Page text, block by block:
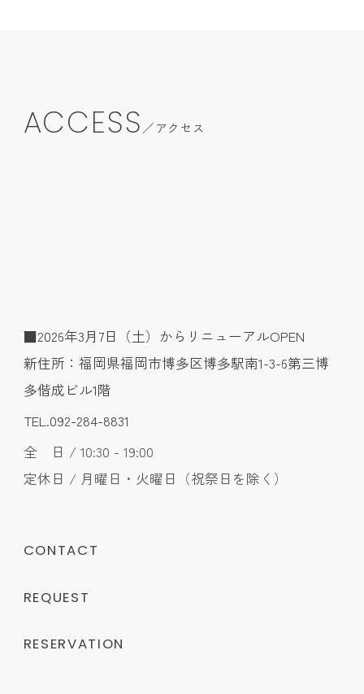
ACCESS アクセス
■2026年3月7日（土）からリニューアルOPEN
新住所：福岡県福岡市博多区博多駅南1-3-6第三博
多偕成ビル1階
TEL.092-284-8831
全 日 / 10:30 - 19:00
定休日 / 月曜日・火曜日（祝祭日を除く）
CONTACT
REQUEST
RESERVATION